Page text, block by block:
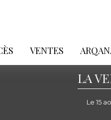
VENTES
LA
Le 15